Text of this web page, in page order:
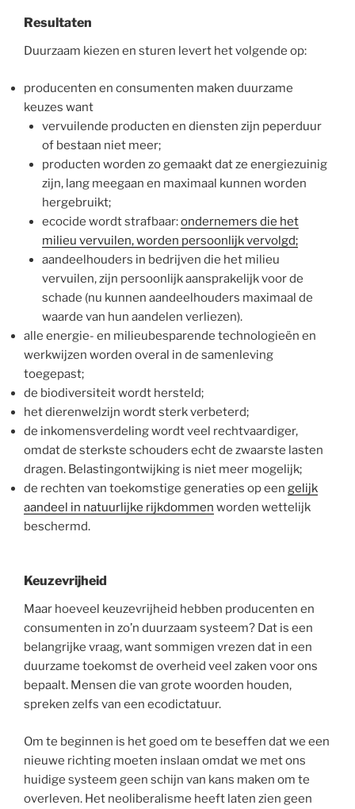
Resultaten
Duurzaam kiezen en sturen levert het volgende op:
producenten en consumenten maken duurzame
keuzes want
vervuilende producten en diensten zijn peperduur
of bestaan niet meer;
producten worden zo gemaakt dat ze energiezuinig
zijn, lang meegaan en maximaal kunnen worden
hergebruikt;
ecocide wordt strafbaar:ondernemers die het
milieu vervuilen, worden persoonlijk vervolgd;
aandeelhouders in bedrijven die het milieu
vervuilen, zijn persoonlijk aansprakelijk voor de
schade (nu kunnen aandeelhouders maximaal de
waarde van hun aandelen verliezen).
alle energie- en milieubesparende technologieën en
werkwijzen worden overal in de samenleving
toegepast;
de biodiversiteit wordt hersteld;
het dierenwelzijn wordt sterk verbeterd;
de inkomensverdeling wordt veel rechtvaardiger,
omdat de sterkste schouders echt de zwaarste lasten
dragen. Belastingontwijking is niet meer mogelijk;
de rechten van toekomstige generaties op een gelijk
aandeel in natuurlijke rijkdommen worden wettelijk
beschermd.
Keuzevrijheid
Maar hoeveel keuzevrijheid hebben producenten en
consumenten in zo’n duurzaam systeem? Dat is een
belangrijke vraag, want sommigen vrezen dat in een
duurzame toekomst de overheid veel zaken voor ons
bepaalt. Mensen die van grote woorden houden,
spreken zelfs van een ecodictatuur.
Om te beginnen is het goed om te beseffen dat we een
nieuwe richting moeten inslaan omdat we met ons
huidige systeem geen schijn van kans maken om te
overleven. Het neoliberalisme heeft laten zien geen